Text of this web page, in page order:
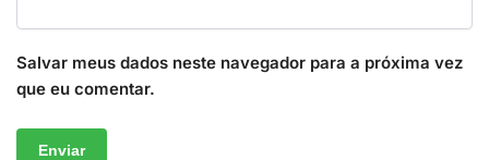
Salvar meus dados neste navegador para a próxima vez
que eu comentar.